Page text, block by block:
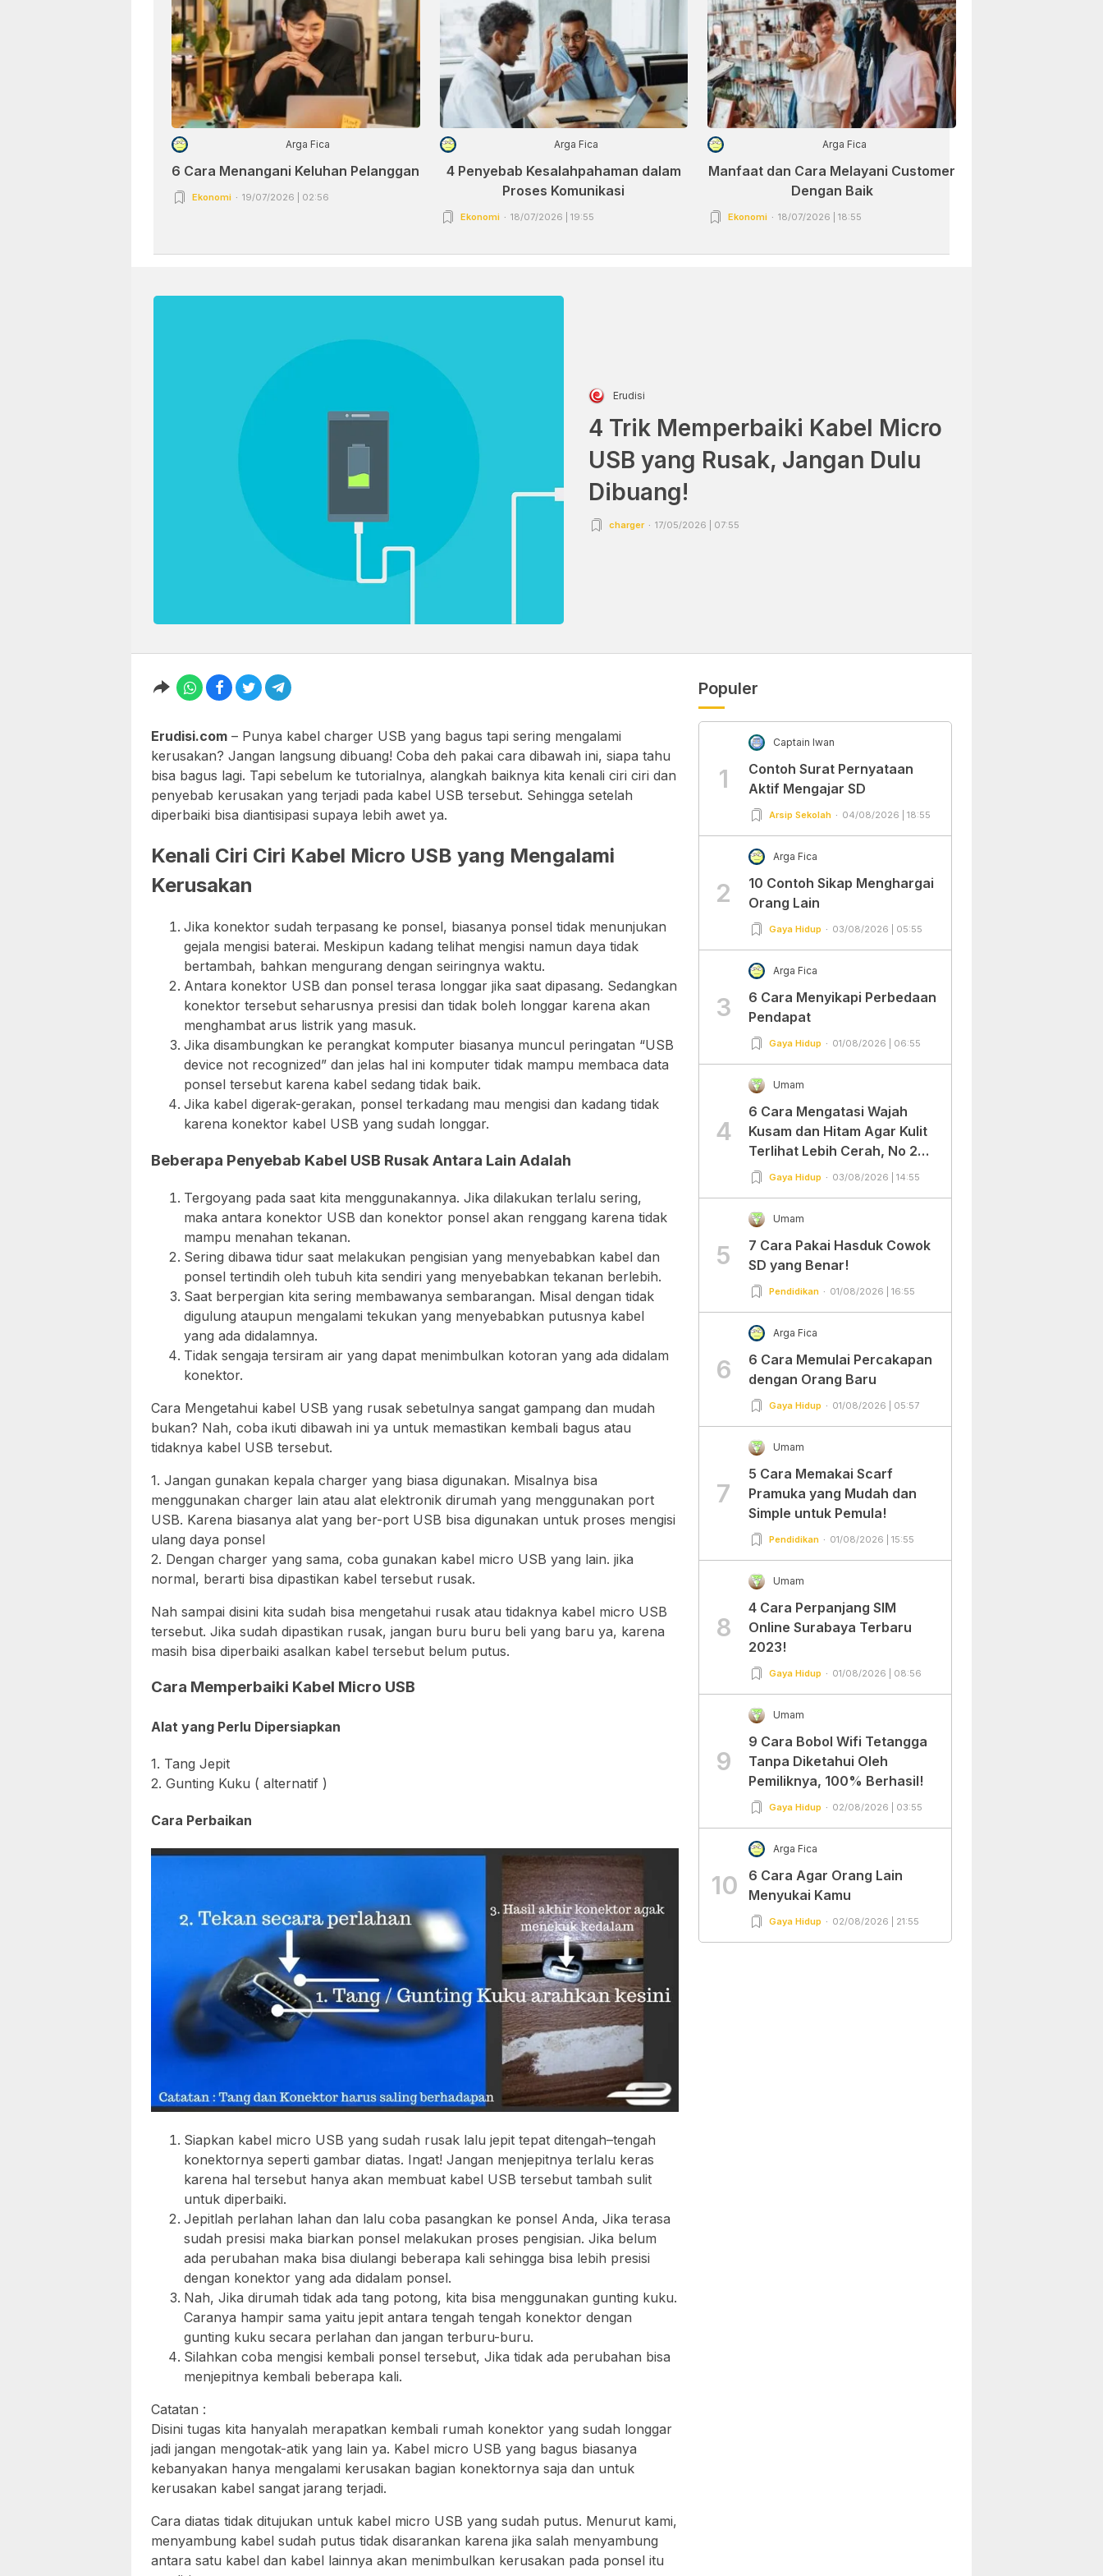
Arga Fica
6 Cara Menangani Keluhan Pelanggan
Ekonomi 19/07/2026 | 02:56
Arga Fica
4 Penyebab Kesalahpahaman dalam
Proses Komunikasi
Ekonomi 18/07/2026 | 19:55
Arga Fica
Manfaat dan Cara Melayani Customer
Dengan Baik
Ekonomi 18/07/2026 | 18:55
Erudisi
4 Trik Memperbaiki Kabel Micro
USB yang Rusak, Jangan Dulu
Dibuang!
charger 17/05/2026 | 07:55
Erudisi.com – Punya kabel charger USB yang bagus tapi sering mengalami
kerusakan? Jangan langsung dibuang! Coba deh pakai cara dibawah ini, siapa tahu
bisa bagus lagi. Tapi sebelum ke tutorialnya, alangkah baiknya kita kenali ciri ciri dan
penyebab kerusakan yang terjadi pada kabel USB tersebut. Sehingga setelah
diperbaiki bisa diantisipasi supaya lebih awet ya.
Kenali Ciri Ciri Kabel Micro USB yang Mengalami
Kerusakan
Jika konektor sudah terpasang ke ponsel, biasanya ponsel tidak menunjukan
gejala mengisi baterai. Meskipun kadang telihat mengisi namun daya tidak
bertambah, bahkan mengurang dengan seiringnya waktu.
Antara konektor USB dan ponsel terasa longgar jika saat dipasang. Sedangkan
konektor tersebut seharusnya presisi dan tidak boleh longgar karena akan
menghambat arus listrik yang masuk.
Jika disambungkan ke perangkat komputer biasanya muncul peringatan “USB
device not recognized” dan jelas hal ini komputer tidak mampu membaca data
ponsel tersebut karena kabel sedang tidak baik.
Jika kabel digerak-gerakan, ponsel terkadang mau mengisi dan kadang tidak
karena konektor kabel USB yang sudah longgar.
Beberapa Penyebab Kabel USB Rusak Antara Lain Adalah
Tergoyang pada saat kita menggunakannya. Jika dilakukan terlalu sering,
maka antara konektor USB dan konektor ponsel akan renggang karena tidak
mampu menahan tekanan.
Sering dibawa tidur saat melakukan pengisian yang menyebabkan kabel dan
ponsel tertindih oleh tubuh kita sendiri yang menyebabkan tekanan berlebih.
Saat berpergian kita sering membawanya sembarangan. Misal dengan tidak
digulung ataupun mengalami tekukan yang menyebabkan putusnya kabel
yang ada didalamnya.
Tidak sengaja tersiram air yang dapat menimbulkan kotoran yang ada didalam
konektor.
Cara Mengetahui kabel USB yang rusak sebetulnya sangat gampang dan mudah
bukan? Nah, coba ikuti dibawah ini ya untuk memastikan kembali bagus atau
tidaknya kabel USB tersebut.
1. Jangan gunakan kepala charger yang biasa digunakan. Misalnya bisa
menggunakan charger lain atau alat elektronik dirumah yang menggunakan port
USB. Karena biasanya alat yang ber-port USB bisa digunakan untuk proses mengisi
ulang daya ponsel
2. Dengan charger yang sama, coba gunakan kabel micro USB yang lain. jika
normal, berarti bisa dipastikan kabel tersebut rusak.
Nah sampai disini kita sudah bisa mengetahui rusak atau tidaknya kabel micro USB
tersebut. Jika sudah dipastikan rusak, jangan buru buru beli yang baru ya, karena
masih bisa diperbaiki asalkan kabel tersebut belum putus.
Cara Memperbaiki Kabel Micro USB
Alat yang Perlu Dipersiapkan
1. Tang Jepit
2. Gunting Kuku ( alternatif )
Cara Perbaikan
Siapkan kabel micro USB yang sudah rusak lalu jepit tepat ditengah–tengah
konektornya seperti gambar diatas. Ingat! Jangan menjepitnya terlalu keras
karena hal tersebut hanya akan membuat kabel USB tersebut tambah sulit
untuk diperbaiki.
Jepitlah perlahan lahan dan lalu coba pasangkan ke ponsel Anda, Jika terasa
sudah presisi maka biarkan ponsel melakukan proses pengisian. Jika belum
ada perubahan maka bisa diulangi beberapa kali sehingga bisa lebih presisi
dengan konektor yang ada didalam ponsel.
Nah, Jika dirumah tidak ada tang potong, kita bisa menggunakan gunting kuku.
Caranya hampir sama yaitu jepit antara tengah tengah konektor dengan
gunting kuku secara perlahan dan jangan terburu-buru.
Silahkan coba mengisi kembali ponsel tersebut, Jika tidak ada perubahan bisa
menjepitnya kembali beberapa kali.
Catatan :
Disini tugas kita hanyalah merapatkan kembali rumah konektor yang sudah longgar
jadi jangan mengotak-atik yang lain ya. Kabel micro USB yang bagus biasanya
kebanyakan hanya mengalami kerusakan bagian konektornya saja dan untuk
kerusakan kabel sangat jarang terjadi.
Cara diatas tidak ditujukan untuk kabel micro USB yang sudah putus. Menurut kami,
menyambung kabel sudah putus tidak disarankan karena jika salah menyambung
antara satu kabel dan kabel lainnya akan menimbulkan kerusakan pada ponsel itu
Populer
1
Captain Iwan
Contoh Surat Pernyataan
Aktif Mengajar SD
Arsip Sekolah 04/08/2026 | 18:55
2
Arga Fica
10 Contoh Sikap Menghargai
Orang Lain
Gaya Hidup 03/08/2026 | 05:55
3
Arga Fica
6 Cara Menyikapi Perbedaan
Pendapat
Gaya Hidup 01/08/2026 | 06:55
4
Umam
6 Cara Mengatasi Wajah
Kusam dan Hitam Agar Kulit
Terlihat Lebih Cerah, No 2
Gampang Banget dan Mudah
Gaya Hidup 03/08/2026 | 14:55
5
Umam
7 Cara Pakai Hasduk Cowok
SD yang Benar!
Pendidikan 01/08/2026 | 16:55
6
Arga Fica
6 Cara Memulai Percakapan
dengan Orang Baru
Gaya Hidup 01/08/2026 | 05:57
7
Umam
5 Cara Memakai Scarf
Pramuka yang Mudah dan
Simple untuk Pemula!
Pendidikan 01/08/2026 | 15:55
8
Umam
4 Cara Perpanjang SIM
Online Surabaya Terbaru
2023!
Gaya Hidup 01/08/2026 | 08:56
9
Umam
9 Cara Bobol Wifi Tetangga
Tanpa Diketahui Oleh
Pemiliknya, 100% Berhasil!
Gaya Hidup 02/08/2026 | 03:55
10
Arga Fica
6 Cara Agar Orang Lain
Menyukai Kamu
Gaya Hidup 02/08/2026 | 21:55